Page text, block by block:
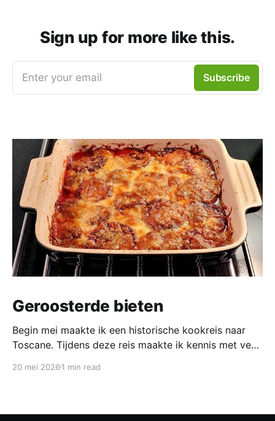
Sign up for more like this.
Enter your email Subscribe
Geroosterde bieten
Begin mei maakte ik een historische kookreis naar
Toscane. Tijdens deze reis maakte ik kennis met veel
keuken. In een middeleeuws klooster maakten we
lekker, daarom maken wij het
20 mei 2026 1 min read